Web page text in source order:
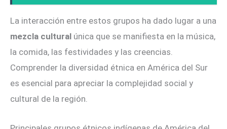
La interacción entre estos grupos ha dado lugar a una
mezcla cultural única que se manifiesta en la música,
la comida, las festividades y las creencias.
Comprender la diversidad étnica en América del Sur
es esencial para apreciar la complejidad social y
cultural de la región.